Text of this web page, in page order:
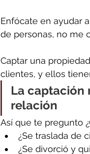
Enfócate en ayudar
de personas, no me
Captar una
clientes, y ellos
La captación
relación
Así que te pregunto
¿Se traslada de
¿Se divorció y